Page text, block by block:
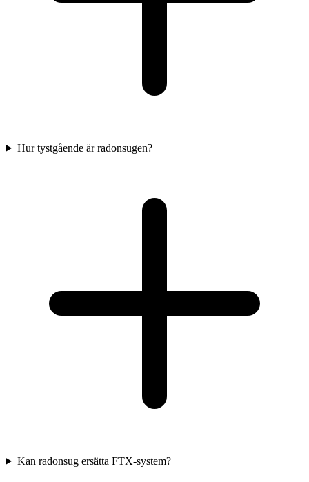
Hur tystgående är radonsugen?
Kan radonsug ersätta FTX-system?